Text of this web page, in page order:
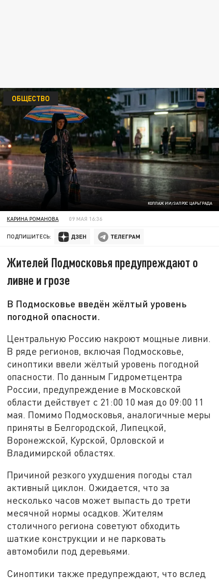
КОЛЛАЖ ИИ/ЗАПРОС ЦАРЬГРАДА
ОБЩЕСТВО
КАРИНА РОМАНОВА 09 МАЯ 16:36
ПОДПИШИТЕСЬ:
Жителей Подмосковья предупреждают о
ливне и грозе
В Подмосковье введён жёлтый уровень
погодной опасности.
Центральную Россию накроют мощные ливни.
В ряде регионов, включая Подмосковье,
синоптики ввели жёлтый уровень погодной
опасности. По данным Гидрометцентра
России, предупреждение в Московской
области действует с 21:00 10 мая до 09:00 11
мая. Помимо Подмосковья, аналогичные меры
приняты в Белгородской, Липецкой,
Воронежской, Курской, Орловской и
Владимирской областях.
Причиной резкого ухудшения погоды стал
активный циклон. Ожидается, что за
несколько часов может выпасть до трети
месячной нормы осадков. Жителям
столичного региона советуют обходить
шаткие конструкции и не парковать
автомобили под деревьями.
Синоптики также предупреждают, что вслед